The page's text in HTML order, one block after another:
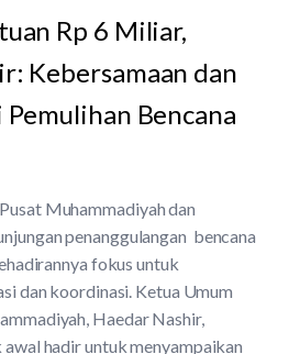
Rp 6 Miliar,
Kebersamaan dan
Pemulihan Bencana
Muhammadiyah dan
penanggulangan bencana
fokus untuk
dan koordinasi. Ketua Umum
Haedar Nashir,
hadir untuk menyampaikan